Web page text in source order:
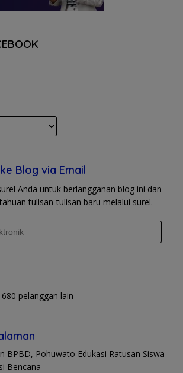
Blog via Email
Anda untuk berlangganan blog ini dan
tulisan-tulisan baru melalui surel.
pelanggan lain
BPBD, Pohuwato Edukasi Ratusan Siswa
Bencana